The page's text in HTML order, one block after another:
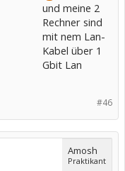
und meine 2
Rechner sind
mit nem Lan-
Kabel über 1
Gbit Lan
#46
Amosh
Praktikant